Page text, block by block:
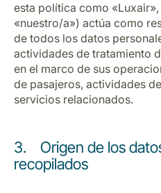
esta política como
«nuestro/a») actúa como
de todos los datos
actividades de tratamiento
en el marco de sus
de pasajeros, actividades
servicios relacionados.
3. Origen de los
recopilados